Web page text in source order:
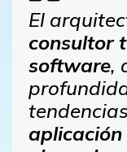
El
consultor
software,